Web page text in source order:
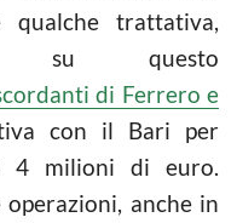
qualche trattativa,
su questo
di Ferrero e
con il Bari per
4 milioni di euro.
anche in